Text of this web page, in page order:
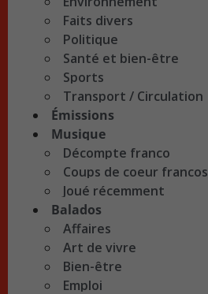
Faits divers
Politique
Santé et bien-être
Sports
Transport / Circulation
Émissions
Musique
Décompte franco
Coups de coeur francos
Joué récemment
Balados
Affaires
Art de vivre
Bien-être
Emploi